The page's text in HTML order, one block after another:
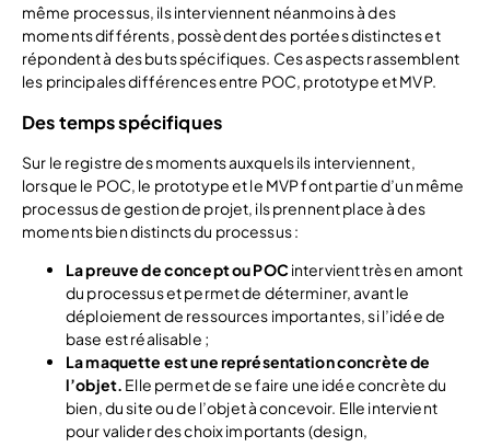
même processus, ils interviennent néanmoins à des
moments différents, possèdent des portées distinctes et
répondent à des buts spécifiques. Ces aspects rassemblent
les principales différences entre POC, prototype et MVP.
Des temps spécifiques
Sur le registre des moments auxquels ils interviennent,
lorsque le POC, le prototype et le MVP font partie d’un même
processus de gestion de projet, ils prennent place à des
moments bien distincts du processus :
La preuve de concept ou POCintervient très en amont
du processus et permet de déterminer, avant le
déploiement de ressources importantes, si l’idée de
base est réalisable ;
La maquette est une représentation concrète de
l’objet. Elle permet de se faire une idée concrète du
bien, du site ou de l’objet à concevoir. Elle intervient
pour valider des choix importants (design,